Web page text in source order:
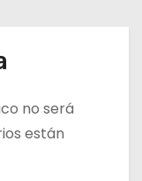
no será
están